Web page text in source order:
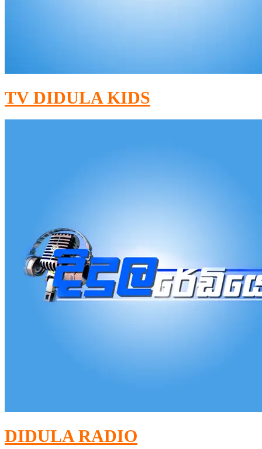
TV DIDULA KIDS
DIDULA RADIO